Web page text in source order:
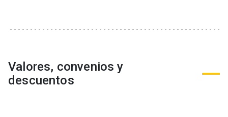
Valores, convenios y
descuentos